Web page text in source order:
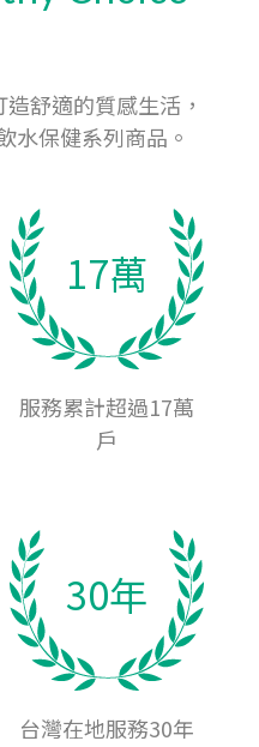
舒適的質感生活，
水保健系列商品。
17萬
服務累計超過17萬
戶
30年
台灣在地服務30年